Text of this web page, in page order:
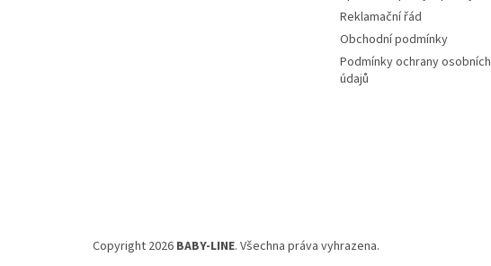
Reklamační řád
Obchodní podmínky
Podmínky ochrany osobních
údajů
Copyright 2026 BABY-LINE. Všechna práva vyhrazena.